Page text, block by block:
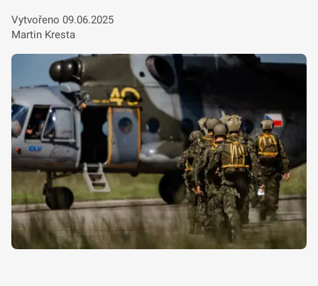
Vytvořeno 09.06.2025
Martin Kresta